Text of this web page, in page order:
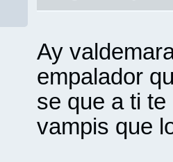
Ay
empalador
se que a ti
vampis que